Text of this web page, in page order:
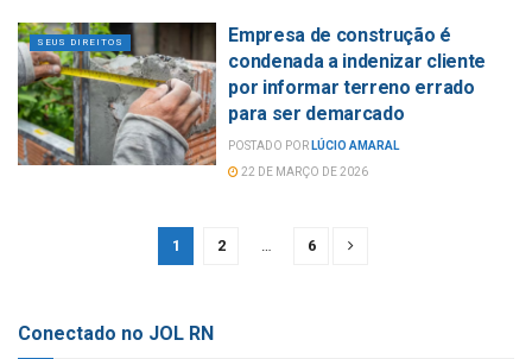
SEUS DIREITOS
Empresa de construção é
condenada a indenizar cliente
por informar terreno errado
para ser demarcado
POSTADO POR LÚCIO AMARAL
22 DE MARÇO DE 2026
1 2 … 6
Conectado no JOL RN